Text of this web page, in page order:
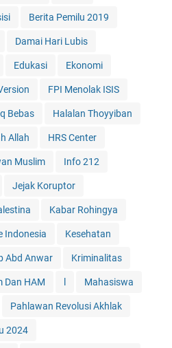
Berita Pemilu 2019
Damai Hari Lubis
Edukasi Ekonomi
FPI Menolak ISIS
Bebas Halalan Thoyyiban
Allah HRS Center
Muslim Info 212
Jejak Koruptor
Kabar Rohingya
Indonesia Kesehatan
Abd Anwar Kriminalitas
Dan HAM Mahasiswa
Pahlawan Revolusi Akhlak
2024